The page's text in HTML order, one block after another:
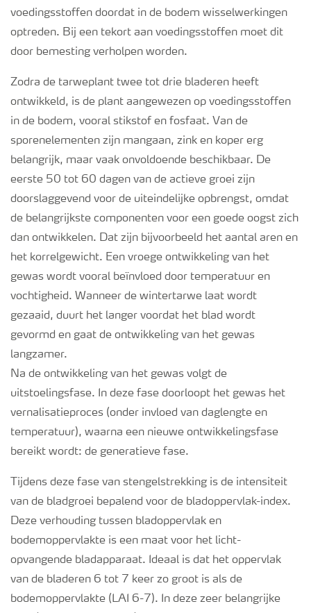
voedingsstoffen doordat in de bodem wisselwerkingen
optreden. Bij een tekort aan voedingsstoffen moet dit
door bemesting verholpen worden.
Zodra de tarweplant twee tot drie bladeren heeft
ontwikkeld, is de plant aangewezen op voedingsstoffen
in de bodem, vooral stikstof en fosfaat. Van de
sporenelementen zijn mangaan, zink en koper erg
belangrijk, maar vaak onvoldoende beschikbaar. De
eerste 50 tot 60 dagen van de actieve groei zijn
doorslaggevend voor de uiteindelijke opbrengst, omdat
de belangrijkste componenten voor een goede oogst zich
dan ontwikkelen. Dat zijn bijvoorbeeld het aantal aren en
het korrelgewicht. Een vroege ontwikkeling van het
gewas wordt vooral beïnvloed door temperatuur en
vochtigheid. Wanneer de wintertarwe laat wordt
gezaaid, duurt het langer voordat het blad wordt
gevormd en gaat de ontwikkeling van het gewas
langzamer.
Na de ontwikkeling van het gewas volgt de
uitstoelingsfase. In deze fase doorloopt het gewas het
vernalisatieproces (onder invloed van daglengte en
temperatuur), waarna een nieuwe ontwikkelingsfase
bereikt wordt: de generatieve fase.
Tijdens deze fase van stengelstrekking is de intensiteit
van de bladgroei bepalend voor de bladoppervlak-index.
Deze verhouding tussen bladoppervlak en
bodemoppervlakte is een maat voor het licht-
opvangende bladapparaat. Ideaal is dat het oppervlak
van de bladeren 6 tot 7 keer zo groot is als de
bodemoppervlakte (LAI 6-7). In deze zeer belangrijke